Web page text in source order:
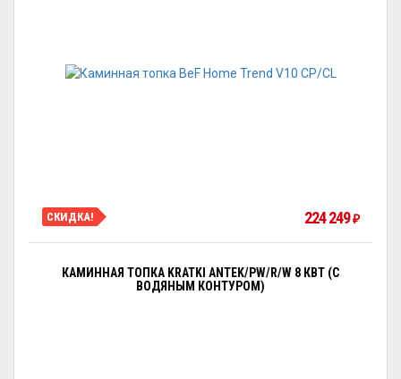
СКИДКА! 224 249₽
КАМИННАЯ ТОПКА KRATKI ANTEK/PW/R/W 8 КВТ (С
ВОДЯНЫМ КОНТУРОМ)